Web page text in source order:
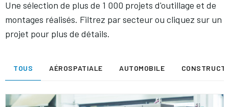
Une sélection de plus de 1 000 projets d'outillage et de
montages réalisés. Filtrez par secteur ou cliquez sur un
projet pour plus de détails.
TOUS AÉROSPATIALE AUTOMOBILE